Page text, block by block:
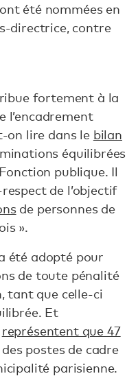
été nommées en
directrice, contre
fortement à la
l’encadrement
on lire dans le bilan
équilibrées
publique. Il
de l’objectif
de personnes de
».
été adopté pour
de toute pénalité
tant que celle-ci
Et
représentent que 47
postes de cadre
parisienne.